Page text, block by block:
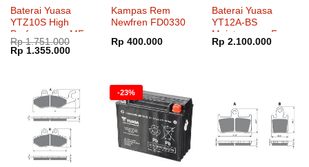
Baterai Yuasa
YTZ10S High
Performance MF
Rp1.751.000
Harga
aslinya
Rp 1.355.000Harga
Rp 1.355.000.
Kampas Rem
Newfren FD0330
Rp 400.000
Baterai Yuasa
YT12A-BS
Maintenance Free
Rp 2.100.000
-23%